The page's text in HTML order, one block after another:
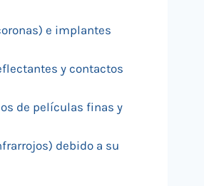
e implantes
y contactos
de películas finas y
debido a su